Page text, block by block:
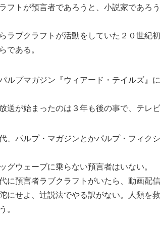
フトが預言者であろうと、小説家であろ
ラブクラフトが活動をしていた２０世紀
である。
ルプマガジン『ウィアード・テイルズ』
送が始まったのは３年も後の事で、テレ
、パルプ・マガジンとかパルプ・フィク
グウェーブに乗らない預言者はいない。
に預言者ラブクラフトがいたら、動画配
にせよ、辻説法でやる訳がない。人類を
。